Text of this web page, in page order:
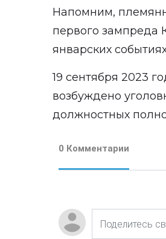
Напомним,
первого зампреда
январских
19 сентября 2023
возбуждено
должностных
0 Комментарии